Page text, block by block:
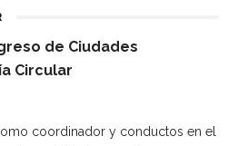
de Ciudades
Circular
coordinador y conductos en el